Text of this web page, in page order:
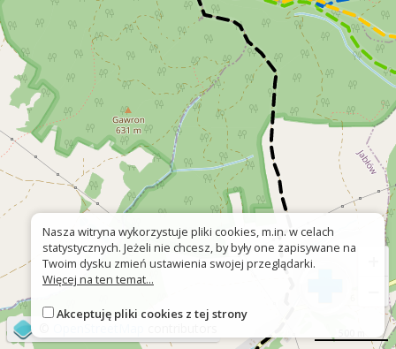
Nasza witryna wykorzystuje pliki cookies, m.in. w celach
statystycznych. Jeżeli nie chcesz, by były one zapisywane na
Twoim dysku zmień ustawienia swojej przeglądarki.
Więcej na ten temat...
Akceptuję pliki cookies z tej strony